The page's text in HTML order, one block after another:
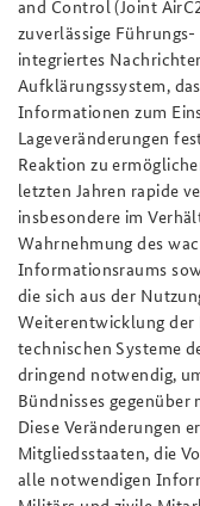
and Control (Joint
zuverlässige
integriertes
Aufklärungssystem,
Informationen zum
Lageveränderungen
Reaktion zu
letzten Jahren rapide
insbesondere im
Wahrnehmung des
Informationsraums
die sich aus der
Weiterentwicklung der
technischen Systeme
dringend notwendig,
Bündnisses
Diese Veränderungen
Mitgliedsstaaten, die
alle notwendigen